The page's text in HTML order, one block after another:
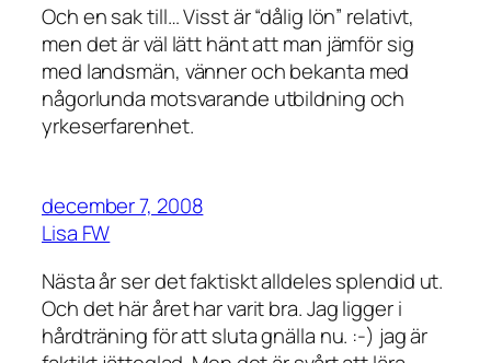
Och en sak till… Visst är “dålig lön” relativt,
men det är väl lätt hänt att man jämför sig
med landsmän, vänner och bekanta med
någorlunda motsvarande utbildning och
yrkeserfarenhet.
december 7, 2008
Lisa FW
Nästa år ser det faktiskt alldeles splendid ut.
Och det här året har varit bra. Jag ligger i
hårdträning för att sluta gnälla nu. :-) jag är